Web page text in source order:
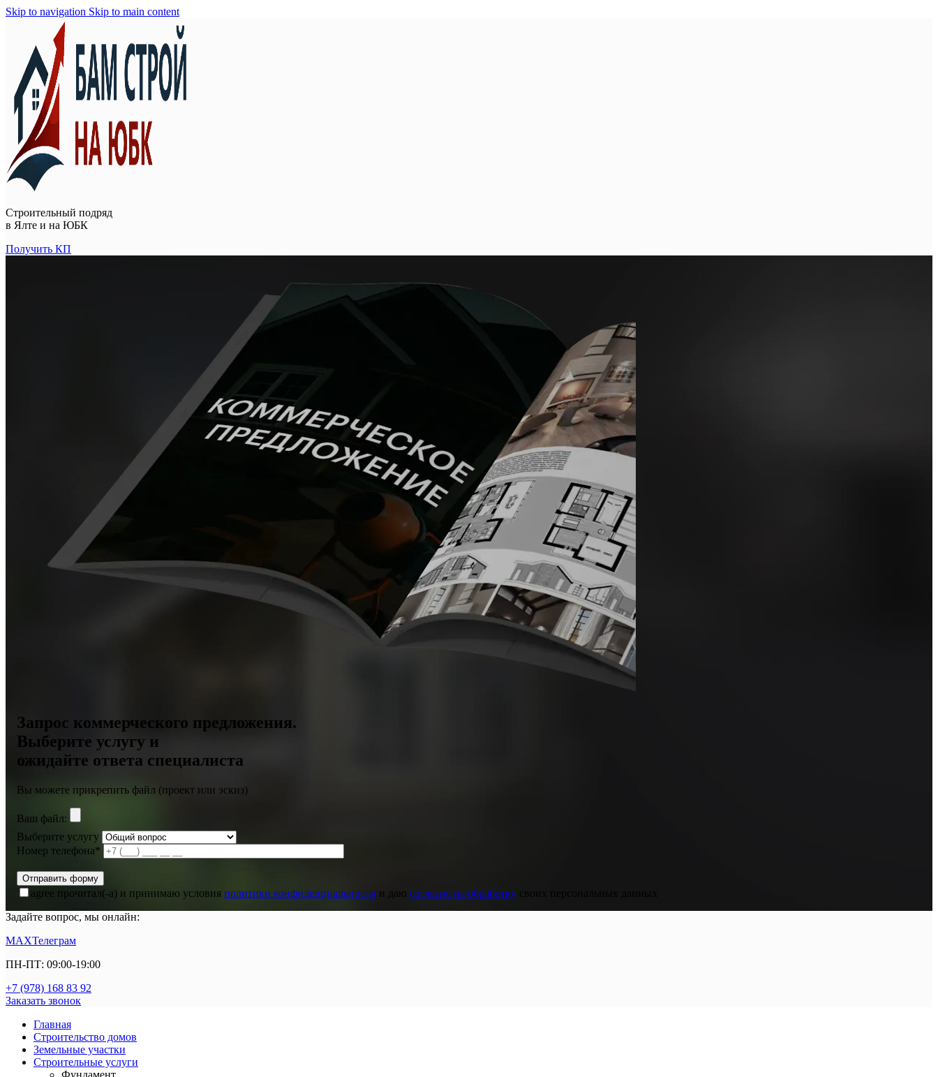
Skip to navigation Skip to main content
Строительный подряд
в Ялте и на ЮБК
Получить КП
Запрос коммерческого предложения.
Выберите услугу и
ожидайте ответа специалиста
Вы можете прикрепить файл (проект или эскиз)
Ваш файл:
Выберите услугу
Номер телефона*
agree прочитал(-а) и принимаю условия политики конфиденциальности и даю согласие на обработку
Задайте вопрос, мы онлайн:
MAXТелеграм
ПН-ПТ: 09:00-19:00
+7 (978) 168 83 92
Заказать звонок
Главная
Строительство домов
Земельные участки
Строительные услуги
Фундамент